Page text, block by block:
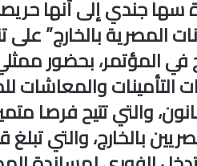
سها جندي إلى أنها
المصرية بالخارج”
في المؤتمر، بحضور
التأمينات والمعاشات
والتي تتيح فرصا